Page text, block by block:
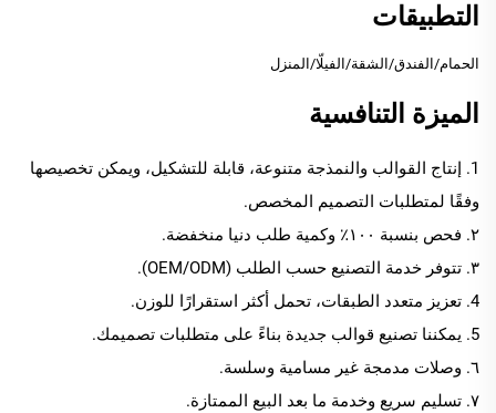
التطبيقات
الحمام/الفندق/الشقة/الفيلّا/المنزل
الميزة التنافسية
1. إنتاج القوالب والنمذجة متنوعة، قابلة للتشكيل، ويمكن تخصيصها
وفقًا لمتطلبات التصميم المخصص.
٢. فحص بنسبة ١٠٠٪ وكمية طلب دنيا منخفضة.
٣. تتوفر خدمة التصنيع حسب الطلب (OEM/ODM).
4. تعزيز متعدد الطبقات، تحمل أكثر استقرارًا للوزن.
5. يمكننا تصنيع قوالب جديدة بناءً على متطلبات تصميمك.
٦. وصلات مدمجة غير مسامية وسلسة.
٧. تسليم سريع وخدمة ما بعد البيع الممتازة.